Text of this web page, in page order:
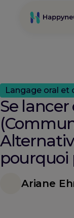
Langage oral
Se lancer
pourquoi
Ariane